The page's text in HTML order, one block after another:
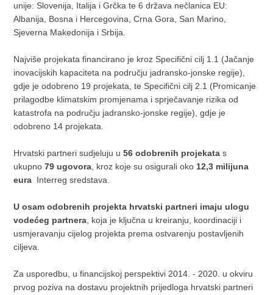
unije: Slovenija, Italija i Grčka te 6 država nečlanica EU:
Albanija, Bosna i Hercegovina, Crna Gora, San Marino,
Sjeverna Makedonija i Srbija.
Najviše projekata financirano je kroz Specifični cilj 1.1 (Jačanje
inovacijskih kapaciteta na području jadransko-jonske regije),
gdje je odobreno 19 projekata, te Specifični cilj 2.1 (Promicanje
prilagodbe klimatskim promjenama i sprječavanje rizika od
katastrofa na području jadransko-jonske regije), gdje je
odobreno 14 projekata.
Hrvatski partneri sudjeluju u56 odobrenih projekata s
ukupno79 ugovora , kroz koje su osigurali oko 12,3 milijuna
eura Interreg sredstava.
U osam odobrenih projekta hrvatski partneri imaju ulogu
vodećeg partnera , koja je ključna u kreiranju, koordinaciji i
usmjeravanju cijelog projekta prema ostvarenju postavljenih
ciljeva.
Za usporedbu, u financijskoj perspektivi 2014. - 2020. u okviru
prvog poziva na dostavu projektnih prijedloga hrvatski partneri